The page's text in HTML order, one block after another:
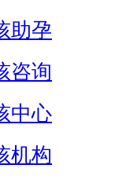
助孕
咨询
中心
机构